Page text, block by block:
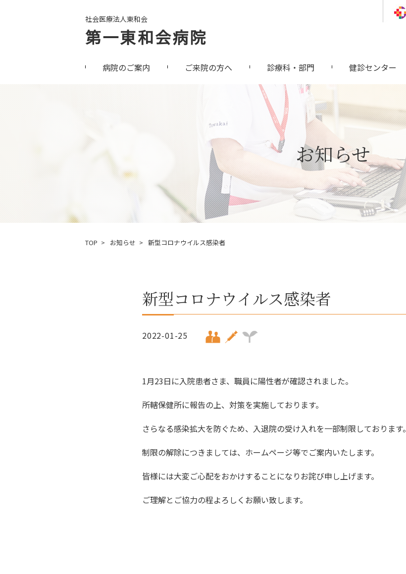
社会医療法人東和会
第一東和会病院
病院のご案内 ご来院の方へ 診療科・部門 健診センター
お知らせ
TOP お知らせ 新型コロナウイルス感染者
新型コロナウイルス感染者
2022-01-25
1月23日に入院患者さま、職員に陽性者が確認されました。
所轄保健所に報告の上、対策を実施しております。
さらなる感染拡大を防ぐため、入退院の受け入れを一部制限しております。
制限の解除につきましては、ホームページ等でご案内いたします。
皆様には大変ご心配をおかけすることになりお詫び申し上げます。
ご理解とご協力の程よろしくお願い致します。